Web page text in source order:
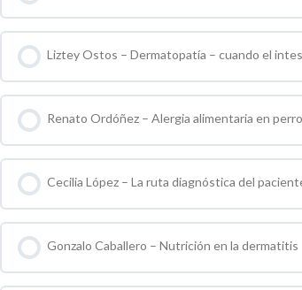
0 % COMPLETO 0 / 0 pasos
Liztey Ostos – Dermatopatía – cuando el
0 % COMPLETO 0 / 0 pasos
Renato Ordóñez – Alergia alimentaria en
0 % COMPLETO 0 / 0 pasos
Cecilia López – La ruta diagnóstica del
0 % COMPLETO 0 / 0 pasos
Gonzalo Caballero – Nutrición en la dermatitis
0 % COMPLETO 0 / 0 pasos